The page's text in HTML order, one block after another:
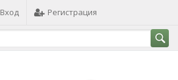
Вход Регистрация